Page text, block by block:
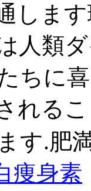
しま
人類
ちに
れる
す.肥
痩身素